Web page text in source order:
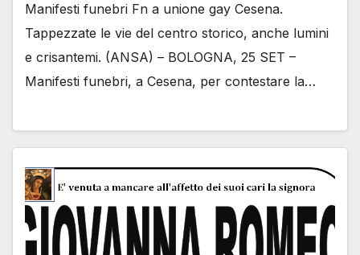
Manifesti funebri Fn a unione gay Cesena.
Tappezzate le vie del centro storico, anche lumini
e crisantemi. (ANSA) – BOLOGNA, 25 SET –
Manifesti funebri, a Cesena, per contestare la…